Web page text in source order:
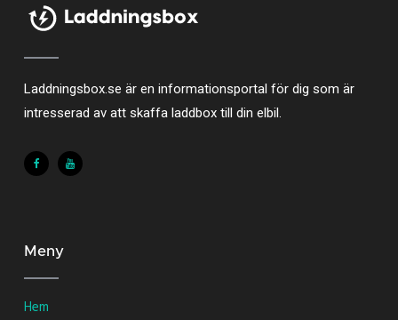
Laddningsbox.se är en informationsportal för dig som är
intresserad av att skaffa laddbox till din elbil.
Meny
Hem